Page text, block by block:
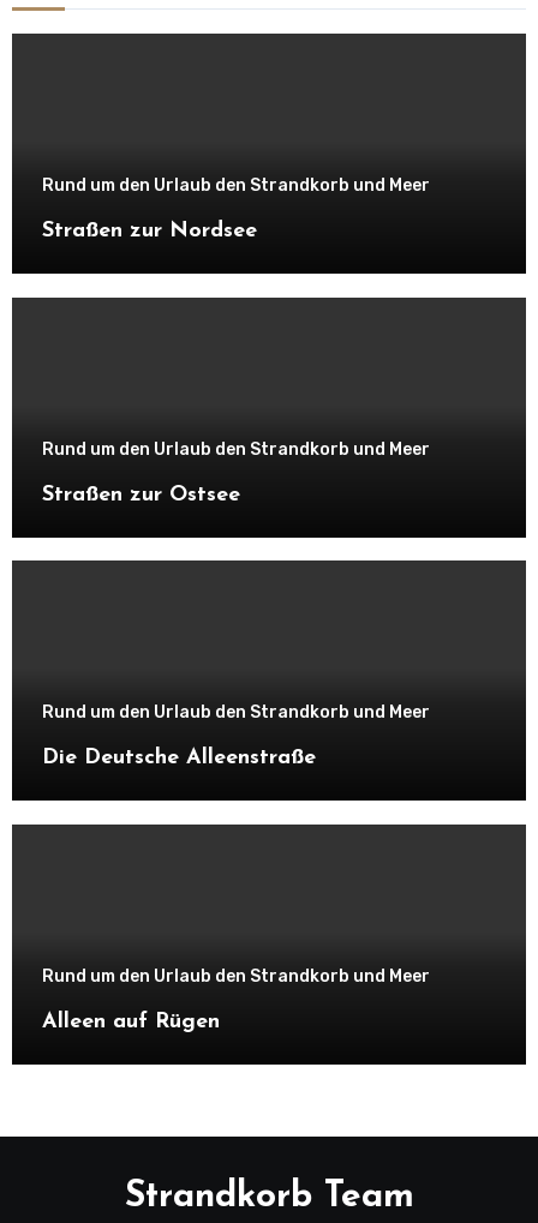
Rund um den Urlaub den Strandkorb und Meer
Straßen zur Nordsee
Rund um den Urlaub den Strandkorb und Meer
Straßen zur Ostsee
Rund um den Urlaub den Strandkorb und Meer
Die Deutsche Alleenstraße
Rund um den Urlaub den Strandkorb und Meer
Alleen auf Rügen
Strandkorb Team